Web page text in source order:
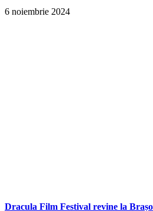
6 noiembrie 2024
Dracula Film Festival revine la